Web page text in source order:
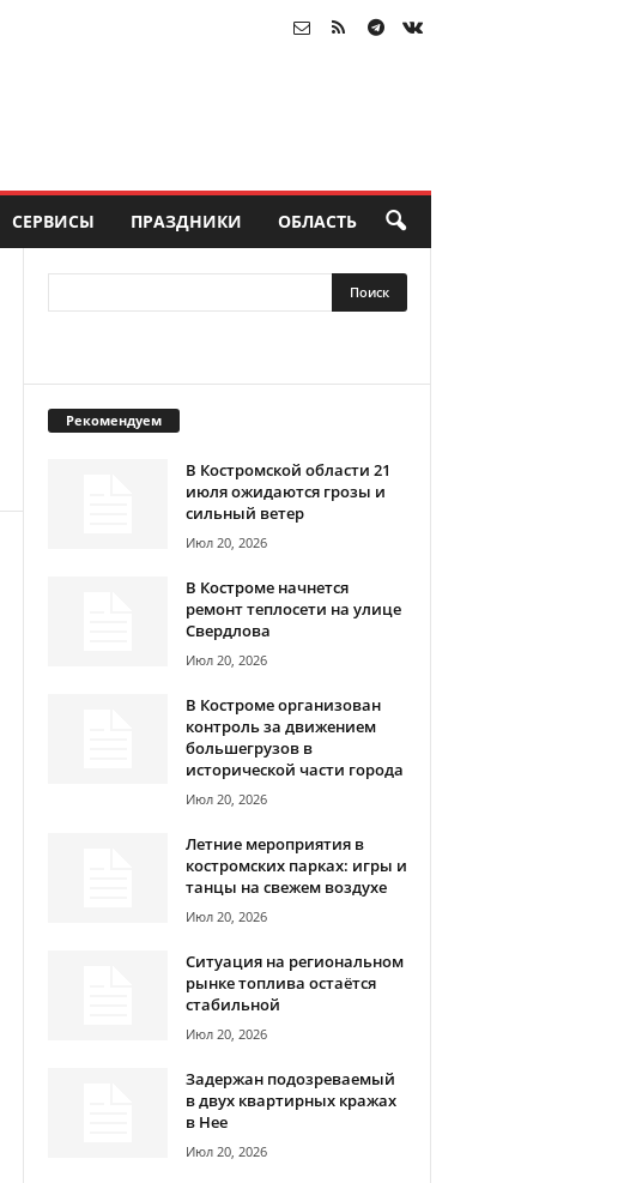
СЕРВИСЫ ПРАЗДНИКИ ОБЛАСТЬ
Рекомендуем
В Костромской области 21
июля ожидаются грозы и
сильный ветер
Июл 20, 2026
В Костроме начнется
ремонт теплосети на улице
Свердлова
Июл 20, 2026
В Костроме организован
контроль за движением
большегрузов в
исторической части города
Июл 20, 2026
Летние мероприятия в
костромских парках: игры и
танцы на свежем воздухе
Июл 20, 2026
Ситуация на региональном
рынке топлива остаётся
стабильной
Июл 20, 2026
Задержан подозреваемый
в двух квартирных кражах
в Нее
Июл 20, 2026